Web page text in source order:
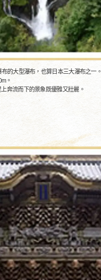
的大型瀑布，也算日本三大瀑布之一。
。
奔流而下的景象既優雅又壯麗。